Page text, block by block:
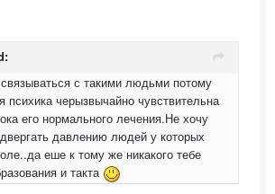
с такими людьми потому
психика черызвычайно чувствительна
его нормального лечения.Не хочу
давлению людей у которых
еше к тому же никакого тебе
и такта